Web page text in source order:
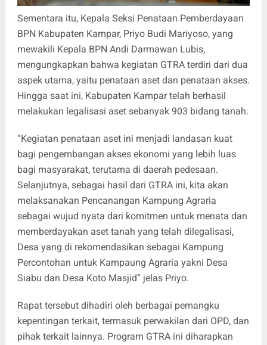
Sementara itu, Kepala Seksi Penataan Pemberdayaan
BPN Kabupaten Kampar, Priyo Budi Mariyoso, yang
mewakili Kepala BPN Andi Darmawan Lubis,
mengungkapkan bahwa kegiatan GTRA terdiri dari dua
aspek utama, yaitu penataan aset dan penataan akses.
Hingga saat ini, Kabupaten Kampar telah berhasil
melakukan legalisasi aset sebanyak 903 bidang tanah.
“Kegiatan penataan aset ini menjadi landasan kuat
bagi pengembangan akses ekonomi yang lebih luas
bagi masyarakat, terutama di daerah pedesaan.
Selanjutnya, sebagai hasil dari GTRA ini, kita akan
melaksanakan Pencanangan Kampung Agraria
sebagai wujud nyata dari komitmen untuk menata dan
memberdayakan aset tanah yang telah dilegalisasi,
Desa yang di rekomendasikan sebagai Kampung
Percontohan untuk Kampaung Agraria yakni Desa
Siabu dan Desa Koto Masjid” jelas Priyo.
Rapat tersebut dihadiri oleh berbagai pemangku
kepentingan terkait, termasuk perwakilan dari OPD, dan
pihak terkait lainnya. Program GTRA ini diharapkan